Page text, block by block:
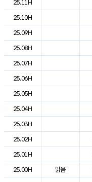
25.11H
25.10H
25.09H
25.08H
25.07H
25.06H
25.05H
25.04H
25.03H
25.02H
25.01H
25.00H
맑음